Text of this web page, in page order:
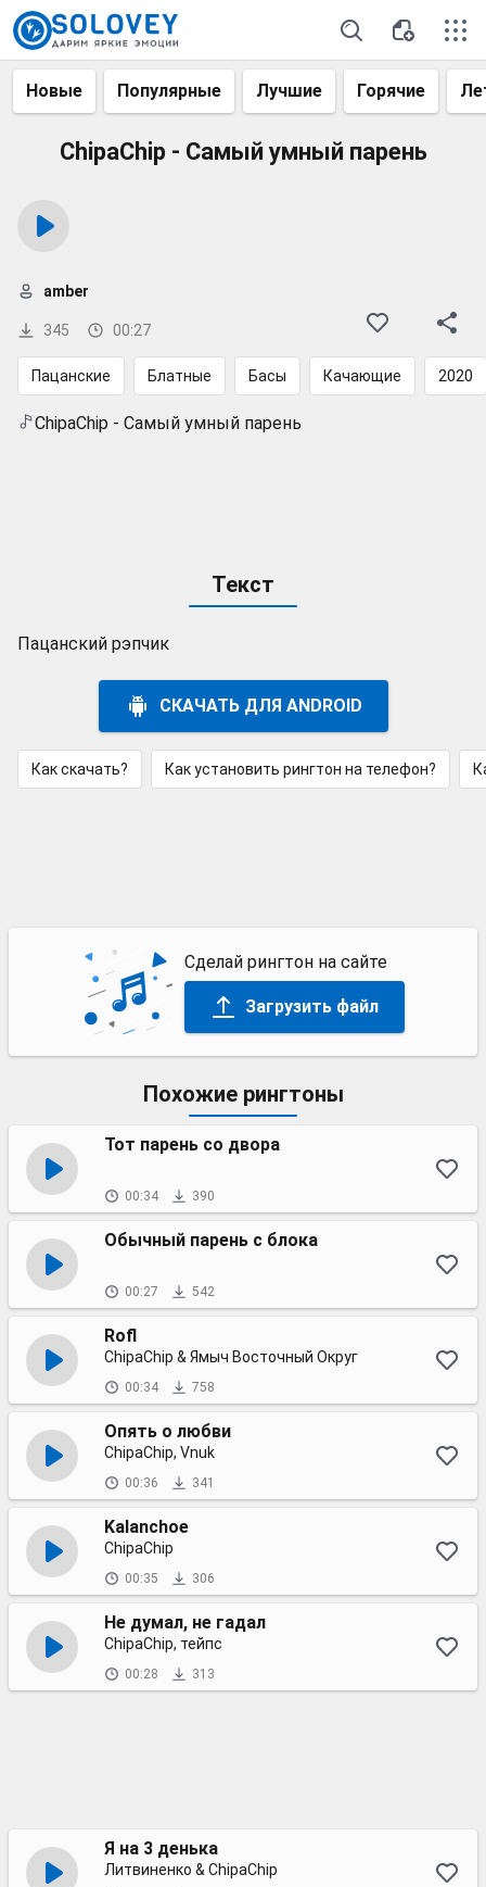
Новые Популярные Лучшие Горячие
ChipaChip - Самый умный парень
345 00:27
amber
Пацанские Блатные Басы Качающие 2020
ChipaChip - Самый умный парень
Текст
Пацанский рэпчик
СКАЧАТЬ ДЛЯ ANDROID
Как скачать? Как установить рингтон на телефон?
Сделай рингтон на сайте
Загрузить файл
Похожие рингтоны
Тот парень со двора
00:34 390
Обычный парень с блока
00:27 542
Rofl
ChipaChip & Ямыч Восточный Округ
00:34 758
Опять о любви
ChipaChip, Vnuk
00:36 341
Kalanchoe
ChipaChip
00:35 306
Не думал, не гадал
ChipaChip, тейпс
00:28 313
Я на 3 денька
Литвиненко & ChipaChip